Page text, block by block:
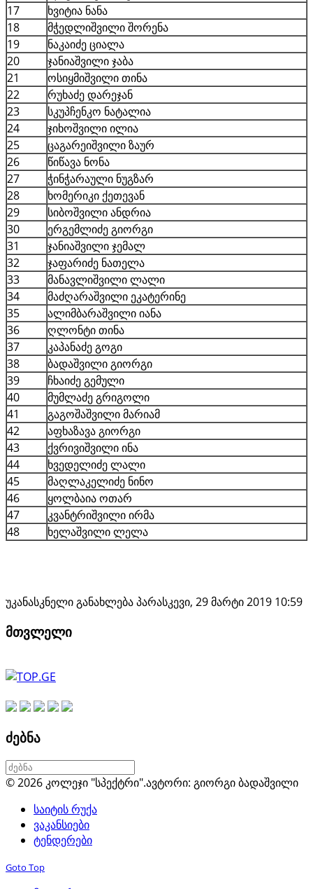
17
ხვიტია ნანა
18
მჭედლიშვილი შორენა
19
ნაკაიძე ციალა
20
ჯანიაშვილი ჯაბა
21
ოსიყმიშვილი თინა
22
რუხაძე დარეჯან
23
სკუპჩენკო ნატალია
24
ჯიხოშვილი ილია
25
ცაგარეიშვილი ზაურ
26
წიწავა ნონა
27
ჭინჭარაული ნუგზარ
28
ხომერიკი ქეთევან
29
სიბოშვილი ანდრია
30
ერგემლიძე გიორგი
31
ჯანიაშვილი ჯემალ
32
ჯაფარიძე ნათელა
33
მანავლიშვილი ლალი
34
მაძღარაშვილი ეკატერინე
35
ალიმბარაშვილი იანა
36
ღლონტი თინა
37
კაპანაძე გოგი
38
ბადაშვილი გიორგი
39
ჩხაიძე გემული
40
მუმლაძე გრიგოლი
41
გაგოშაშვილი მარიამ
42
აფხაზავა გიორგი
43
ქვრივიშვილი ინა
44
ხვედელიძე ლალი
45
მაღლაკელიძე ნინო
46
ყოლბაია ოთარ
47
კვანტრიშვილი ირმა
48
ხელაშვილი ლელა
უკანასკნელი განახლება პარასკევი, 29 მარტი 2019 10:59
მთვლელი
ძებნა
© 2026 კოლეჯი "სპექტრი".ავტორი: გიორგი ბადაშვილი
საიტის რუქა
ვაკანსიები
ტენდერები
Goto Top